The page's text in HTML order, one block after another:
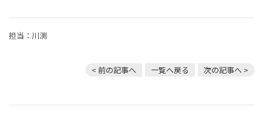
担当：川渕
< 前の記事へ 一覧へ戻る 次の記事へ >